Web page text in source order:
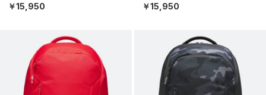
￥15,950 ￥15,950